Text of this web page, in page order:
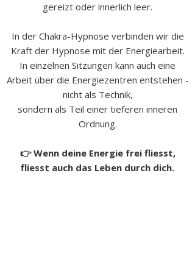
gereizt oder innerlich leer.
In der Chakra-Hypnose verbinden wir die
Kraft der Hypnose mit der Energiearbeit.
In einzelnen Sitzungen kann auch eine
Arbeit über die Energiezentren entstehen -
nicht als Technik,
sondern als Teil einer tieferen inneren
Ordnung.
👉Wenn deine Energie frei fliesst,
fliesst auch das Leben durch dich.